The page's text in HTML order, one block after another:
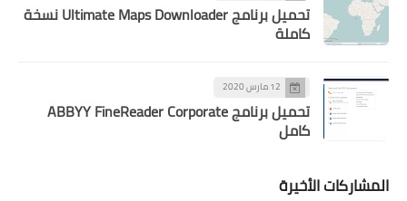
تحميل برنامج Ultimate Maps Downloader نسخة
كاملة
12 مارس 2020
تحميل برنامج ABBYY FineReader Corporate
كامل
المشاركات الأخيرة